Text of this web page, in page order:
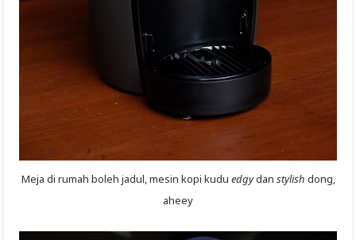
Meja di rumah boleh jadul, mesin kopi kudu edgydan stylish dong,
aheey